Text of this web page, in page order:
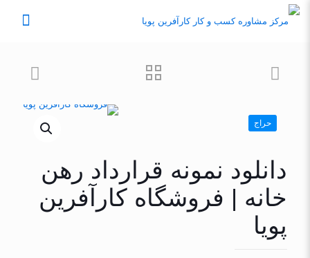
حراج
دانلود نمونه قرارداد رهن
خانه | فروشگاه کارآفرین
پویا